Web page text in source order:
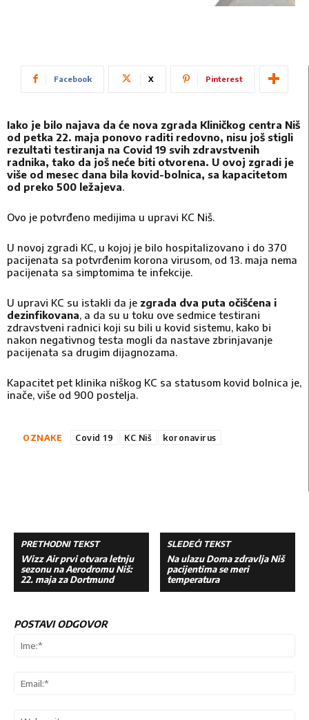
Facebook X Pinterest
Iako je bilo najava da će nova zgrada Kliničkog centra Niš
od petka 22. maja ponovo raditi redovno, nisu još stigli
rezultati testiranja na Covid 19 svih zdravstvenih
radnika, tako da još neće biti otvorena. U ovoj zgradi je
više od mesec dana bila kovid-bolnica, sa kapacitetom
od preko 500 ležajeva.
Ovo je potvrđeno medijima u upravi KC Niš.
U novoj zgradi KC, u kojoj je bilo hospitalizovano i do 370
pacijenata sa potvrđenim korona virusom, od 13. maja nema
pacijenata sa simptomima te infekcije.
U upravi KC su istakli da je zgrada dva puta očišćena i
dezinfikovana, a da su u toku ove sedmice testirani
zdravstveni radnici koji su bili u kovid sistemu, kako bi
nakon negativnog testa mogli da nastave zbrinjavanje
pacijenata sa drugim dijagnozama.
Kapacitet pet klinika niškog KC sa statusom kovid bolnica je,
inače, više od 900 postelja.
OZNAKE Covid 19 KC Niš koronavirus
PRETHODNI TEKST
Wizz Air prvi otvara letnju
sezonu na Aerodromu Niš:
22. maja za Dortmund
SLEDEĆI TEKST
Na ulazu Doma zdravlja Niš
pacijentima se meri
temperatura
POSTAVI ODGOVOR